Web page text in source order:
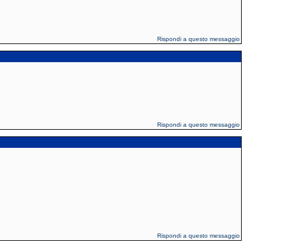
Rispondi a questo messaggio
Rispondi a questo messaggio
Rispondi a questo messaggio